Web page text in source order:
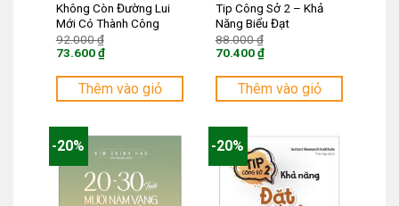
Không Còn Đường Lui
Mới Có Thành Công
92.000₫
92.000 ₫.
73.600₫
hiện
là:
Thêm vào giỏ
Tip Công Sở 2 – Khả
Năng Biểu Đạt
88.000₫
88.000 ₫.
70.400₫
hiện
là:
Thêm vào giỏ
-20% -20%